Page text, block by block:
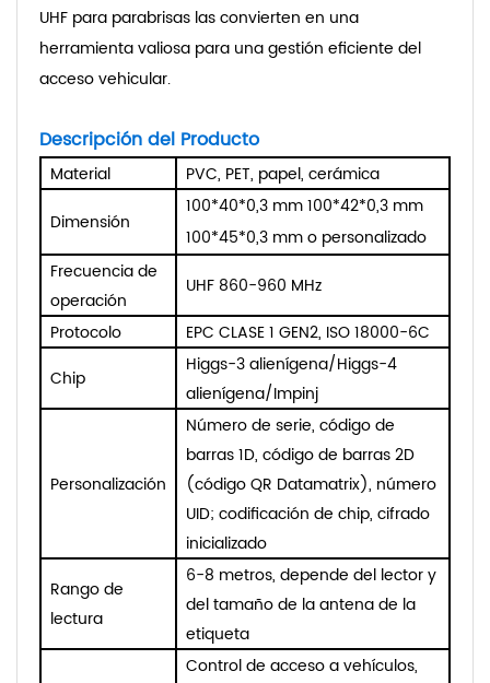
UHF para parabrisas las convierten en una
herramienta valiosa para una gestión eficiente del
acceso vehicular.
Descripción del Producto
Material
PVC, PET, papel, cerámica
Dimensión
100*40*0,3 mm 100*42*0,3 mm
100*45*0,3 mm o personalizado
Frecuencia de
operación
UHF 860-960 MHz
Protocolo
EPC CLASE 1 GEN2, ISO 18000-6C
Chip
Higgs-3 alienígena/Higgs-4
alienígena/Impinj
Personalización
Número de serie, código de
barras 1D, código de barras 2D
(código QR Datamatrix), número
UID; codificación de chip, cifrado
inicializado
Rango de
lectura
6-8 metros, depende del lector y
del tamaño de la antena de la
etiqueta
Control de acceso a vehículos,